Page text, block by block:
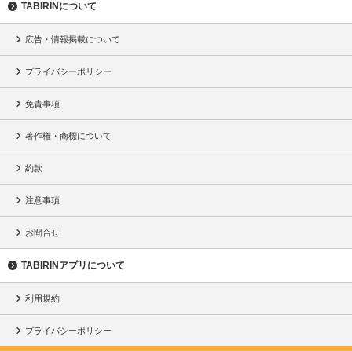
TABIRINについて
広告・情報掲載について
プライバシーポリシー
免責事項
著作権・商標について
約款
注意事項
お問合せ
TABIRINアプリについて
利用規約
プライバシーポリシー